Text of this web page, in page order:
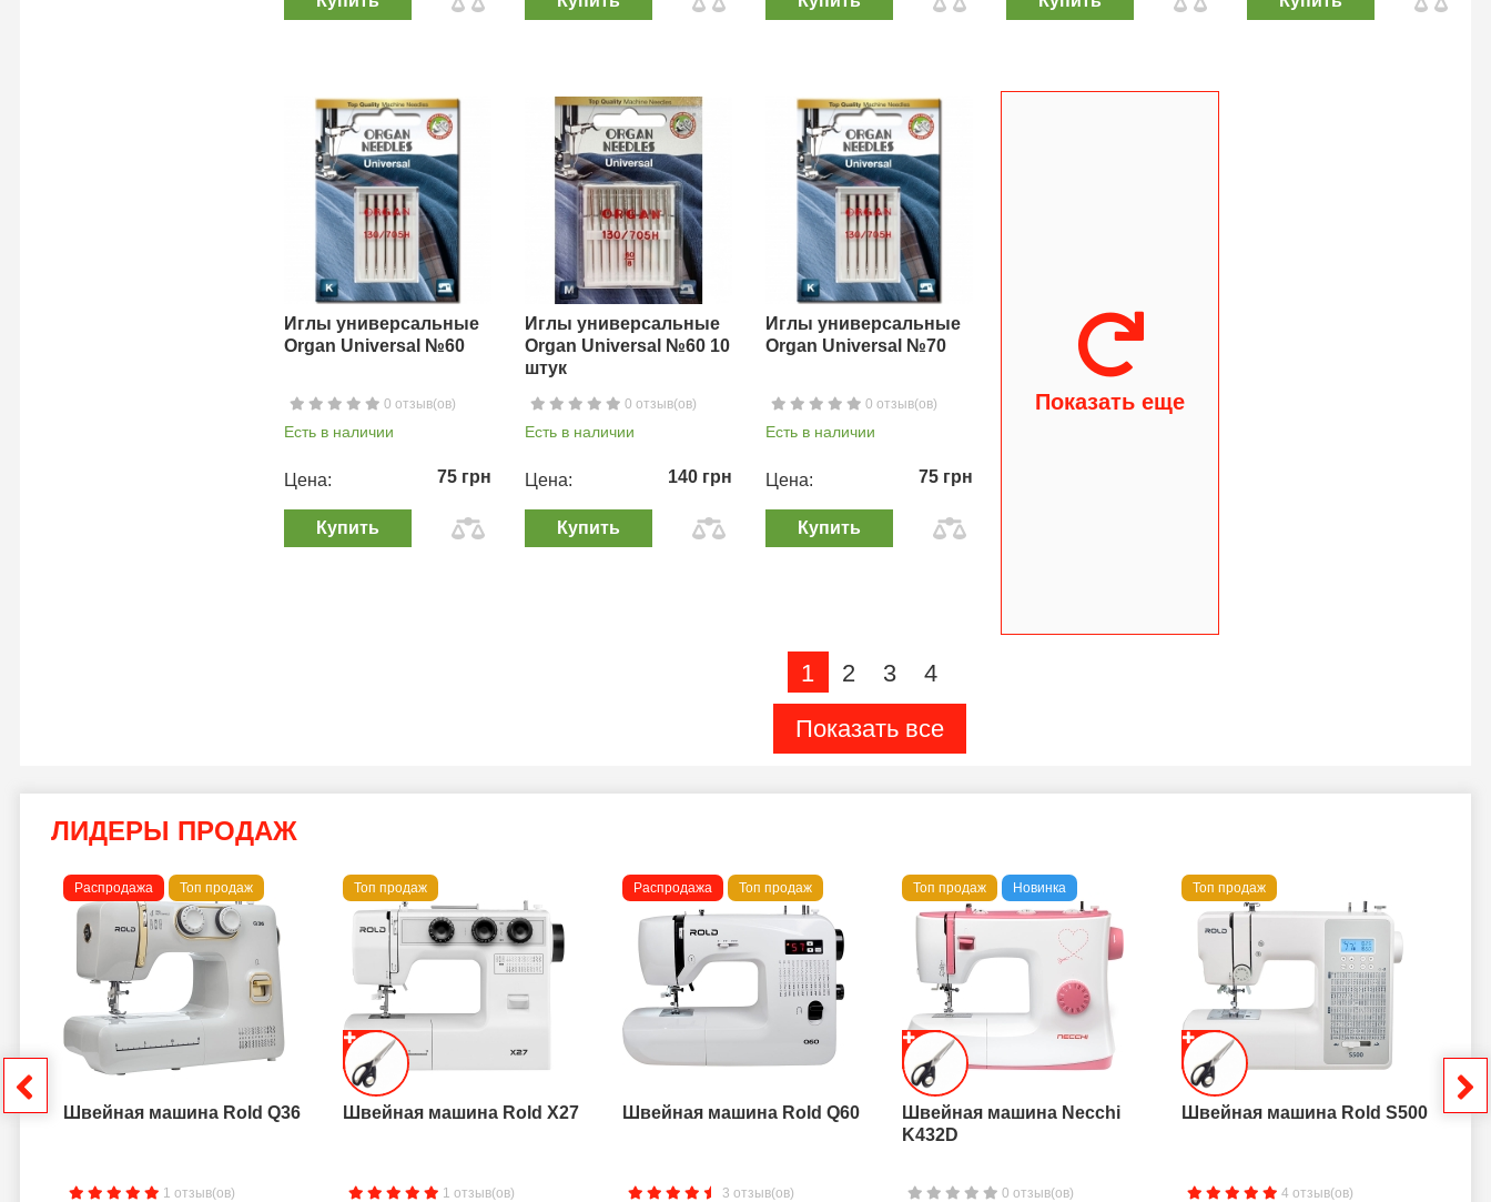
Иглы универсальные
Organ Universal №60
0 отзыв(ов)
Есть в наличии
Цена: 75 грн
Купить
Иглы универсальные
Organ Universal №60 10
штук
0 отзыв(ов)
Есть в наличии
Цена: 140 грн
Купить
Иглы универсальные
Organ Universal №70
0 отзыв(ов)
Есть в наличии
Цена: 75 грн
Купить
Показать еще
1 2 3
4
Показать все
ЛИДЕРЫ ПРОДАЖ
Распродажа Топ продаж
Швейная машина Rold Q36
1 отзыв(ов)
Топ продаж
Швейная машина Rold X27
1 отзыв(ов)
Распродажа Топ продаж
Швейная машина Rold Q60
3 отзыв(ов)
Топ продаж Новинка
Швейная машина Necchi
K432D
0 отзыв(ов)
Топ продаж
Швейная машина Rold S500
4 отзыв(ов)